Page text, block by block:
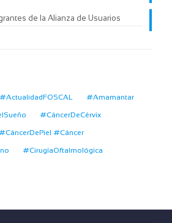
de la Alianza de Usuarios
#ActualidadFOSCAL #Amamantar
#CáncerDeCérvix
#Cáncer
#CirugíaOftalmológica